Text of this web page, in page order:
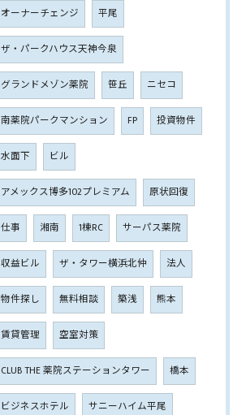
オーナーチェンジ 平尾
ザ・パークハウス天神今泉
グランドメゾン薬院 笹丘 ニセコ
南薬院パークマンション FP 投資物件
水面下 ビル
アメックス博多102プレミアム 原状回復
仕事 湘南 1棟RC サーパス薬院
収益ビル ザ・タワー横浜北仲 法人
物件探し 無料相談 築浅 熊本
賃貸管理 空室対策
CLUB THE 薬院ステーションタワー 橋本
ビジネスホテル サニーハイム平尾